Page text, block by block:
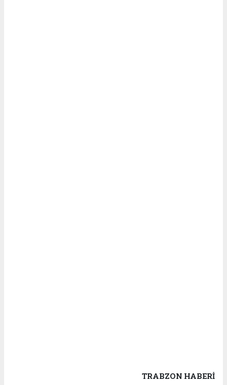
TRABZON HABERİ